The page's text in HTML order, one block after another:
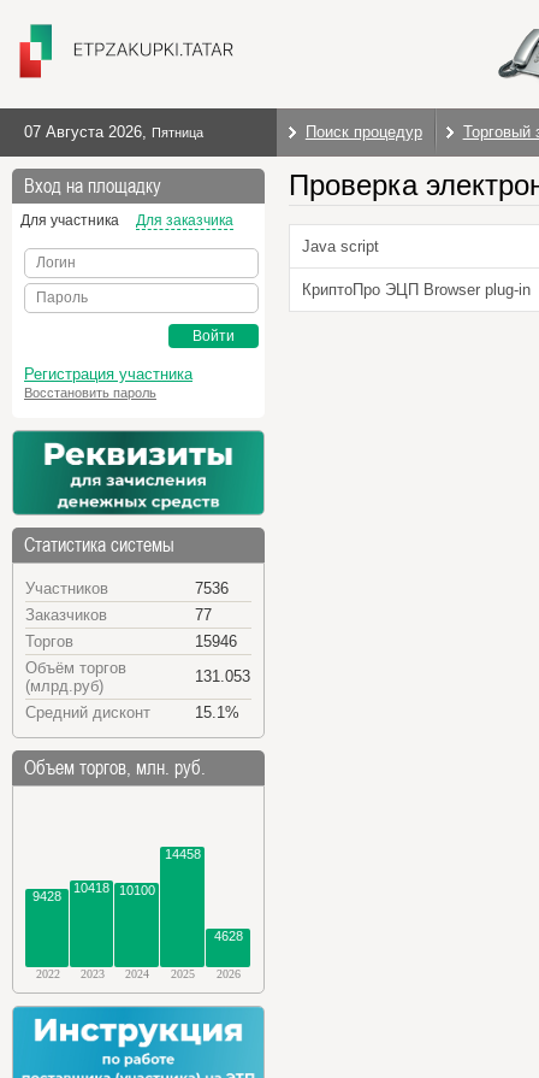
07 Августа 2026, Пятница Поиск процедур Торговый
Вход на площадку
Для участника Для заказчика
Логин
Пароль
Войти
Регистрация участника
Восстановить пароль
Статистика системы
Участников
7536
Заказчиков
77
Торгов
15946
Объём торгов
(млрд.руб)
131.053
Средний дисконт
15.1%
Объем торгов, млн. руб.
9428
10418 10100
14458
4628
2022 2023 2024 2025 2026
Проверка
Java script
КриптоПро ЭЦП Browser plug-in